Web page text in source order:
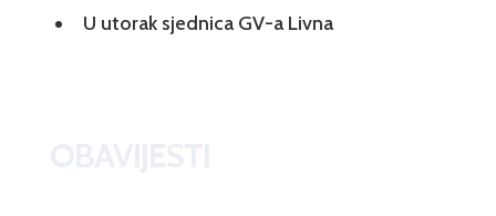
U utorak sjednica GV-a Livna